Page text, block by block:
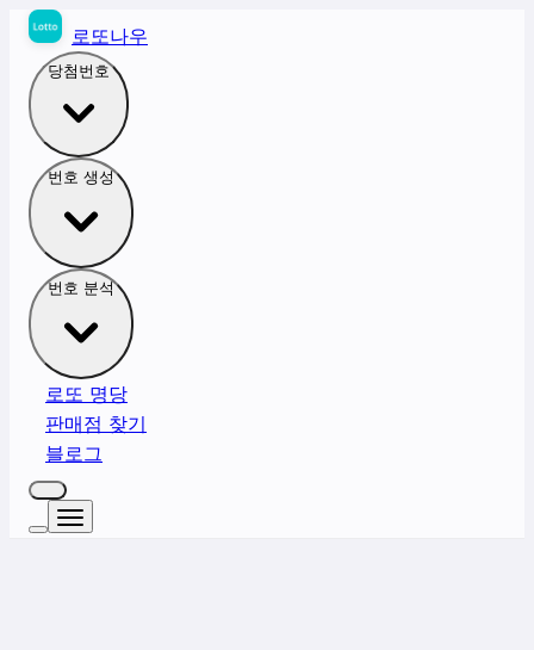
로또나우
당첨번호
번호 생성
번호 분석
로또 명당
판매점 찾기
블로그